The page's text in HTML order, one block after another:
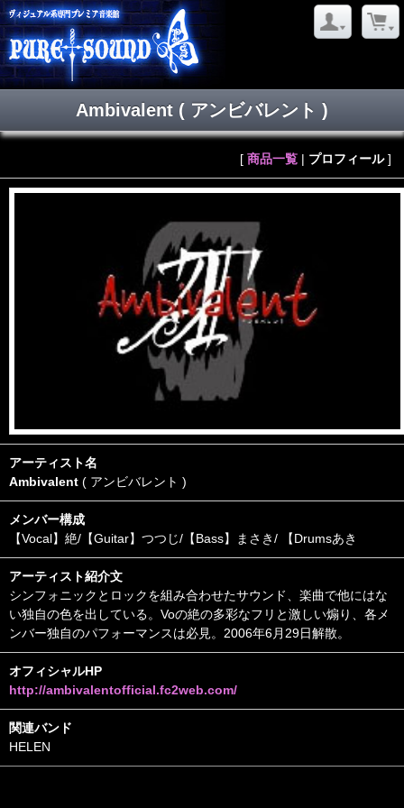
Ambivalent ( アンビバレント )
[ 商品一覧 | プロフィール]
アーティスト名
Ambivalent ( アンビバレント )
メンバー構成
【Vocal】絶/【Guitar】つつじ/【Bass】まさき/ 【Drumsあき
アーティスト紹介文
シンフォニックとロックを組み合わせたサウンド、楽曲で他にはな
い独自の色を出している。Voの絶の多彩なフリと激しい煽り、各メ
ンバー独自のパフォーマンスは必見。2006年6月29日解散。
オフィシャルHP
http://ambivalentofficial.fc2web.com/
関連バンド
HELEN